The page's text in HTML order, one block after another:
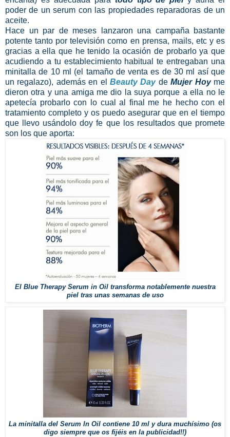
poder de un serum con las propiedades reparadoras de un
aceite.
Hace un par de meses lanzaron una campaña bastante
potente tanto por televisión como en prensa, mails, etc y es
gracias a ella que he tenido la ocasión de probarlo ya que
acudiendo a tu establecimiento habitual te entregaban una
minitalla de 10 ml (el tamaño de venta es de 30 ml así que
un regalazo), además en el Beauty Day deMujer Hoyme
dieron otra y una amiga me dio la suya porque a ella no le
apetecía probarlo con lo cual al final me he hecho con el
tratamiento completo y os puedo asegurar que en el tiempo
que llevo usándolo doy fe que los resultados que promete
son los que aporta:
El Blue Therapy Serum in Oil transforma notablemente nuestra
piel tras unas semanas de uso
La minitalla del Serum In Oil contiene 10 ml y dura muchísimo (os
digo siempre que os fijéis en la publicidad!!)